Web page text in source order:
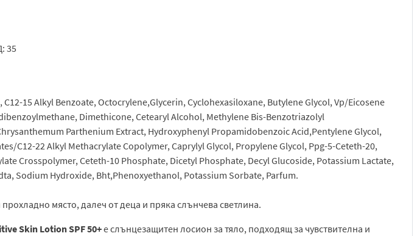
35
15 Alkyl Benzoate, Octocrylene,Glycerin, Cyclohexasiloxane, Butylene Glycol, Vp/Eicosene
Dimethicone, Cetearyl Alcohol, Methylene Bis-Benzotriazolyl
Parthenium Extract, Hydroxyphenyl Propamidobenzoic Acid,Pentylene Glycol,
C12-22 Alkyl Methacrylate Copolymer, Caprylyl Glycol, Propylene Glycol, Ppg-5-Ceteth-20,
Crosspolymer, Ceteth-10 Phosphate, Dicetyl Phosphate, Decyl Glucoside, Potassium Lactate,
Sodium Hydroxide, Bht,Phenoxyethanol, Potassium Sorbate, Parfum.
прохладно място, далеч от деца и пряка слънчева светлина.
Skin Lotion SPF 50+е слънцезащитен лосион за тяло, подходящ за чувствителна и